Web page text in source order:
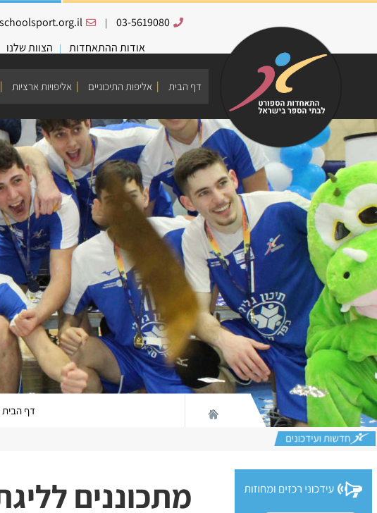
03-5619080
|
אודות ההתאחדות
הצוות שלנו
דף הבית אליפות התיכוניים אליפויות ארציות
דף הבית
מתכוננים